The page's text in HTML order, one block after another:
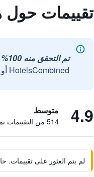
تقييمات
تم التحقق منه 100%
HotelsCombined أو مع شركائنا الخارجيين الموثوقين.
4.9 متوسط
514 من التقييمات تم التحقق منها
لم يتم العثور على